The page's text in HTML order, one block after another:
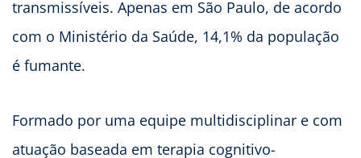
transmissíveis. Apenas em São Paulo, de acordo
com o Ministério da Saúde, 14,1% da população
é fumante.
Formado por uma equipe multidisciplinar e com
atuação baseada em terapia cognitivo-